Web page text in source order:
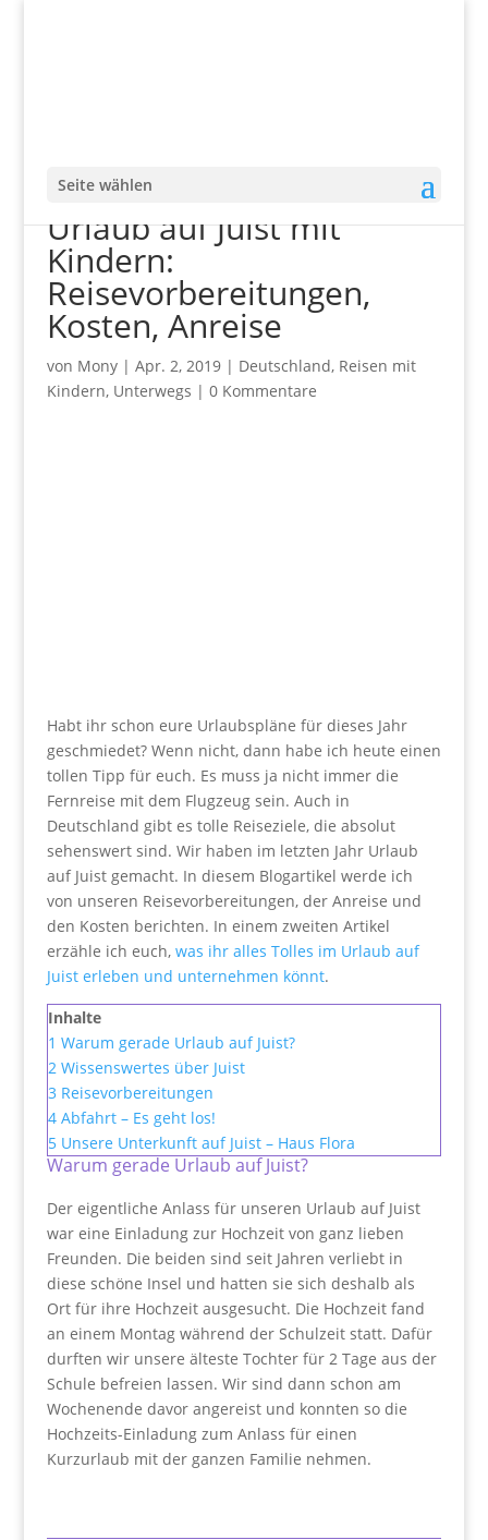
Seite wählen
Urlaub auf Juist mit
Kindern:
Reisevorbereitungen,
Kosten, Anreise
von Mony| Apr. 2, 2019| Deutschland, Reisen mit
Kindern, Unterwegs | 0 Kommentare
Habt ihr schon eure Urlaubspläne für dieses Jahr
geschmiedet? Wenn nicht, dann habe ich heute einen
tollen Tipp für euch. Es muss ja nicht immer die
Fernreise mit dem Flugzeug sein. Auch in
Deutschland gibt es tolle Reiseziele, die absolut
sehenswert sind. Wir haben im letzten Jahr Urlaub
auf Juist gemacht. In diesem Blogartikel werde ich
von unseren Reisevorbereitungen, der Anreise und
den Kosten berichten. In einem zweiten Artikel
erzähle ich euch, was ihr alles Tolles im Urlaub auf
Juist erleben und unternehmen könnt.
Inhalte
1 Warum gerade Urlaub auf Juist?
2 Wissenswertes über Juist
3 Reisevorbereitungen
4 Abfahrt – Es geht los!
5 Unsere Unterkunft auf Juist – Haus Flora
Warum gerade Urlaub auf Juist?
Der eigentliche Anlass für unseren Urlaub auf Juist
war eine Einladung zur Hochzeit von ganz lieben
Freunden. Die beiden sind seit Jahren verliebt in
diese schöne Insel und hatten sie sich deshalb als
Ort für ihre Hochzeit ausgesucht. Die Hochzeit fand
an einem Montag während der Schulzeit statt. Dafür
durften wir unsere älteste Tochter für 2 Tage aus der
Schule befreien lassen. Wir sind dann schon am
Wochenende davor angereist und konnten so die
Hochzeits-Einladung zum Anlass für einen
Kurzurlaub mit der ganzen Familie nehmen.